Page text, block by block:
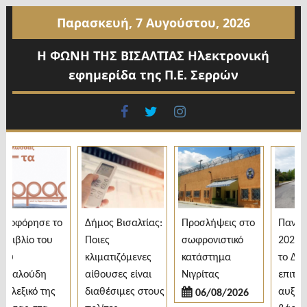
περιεχόμενο
Παρασκευή, 7 Αυγούστου, 2026
Η ΦΩΝΗ ΤΗΣ ΒΙΣΑΛΤΙΑΣ Ηλεκτρονική
εφημερίδα της Π.Ε. Σερρών
facebook
twitter
το
του
της
Δήμος Βισαλτίας:
Ποιες
κλιματιζόμενες
αίθουσες είναι
διαθέσιμες στους
Προσλήψεις στο
σωφρονιστικό
κατάστημα
Νιγρίτας
06/08/2026
2026:
το